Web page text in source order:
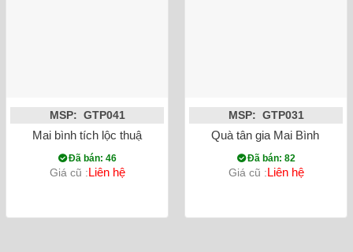
MSP: GTP041
Mai bình tích lộc thuận buồm xuôi gió nền trắng màu đỏ vẽ
Đã bán: 46
Giá cũ :Liên hệ
MSP: GTP031
Quà tân gia Mai Bình tích
Đã bán: 82
Giá cũ :Liên hệ